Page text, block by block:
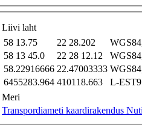
Liivi laht
58 13.75 22 28.202
58 13 45.0
22 28 12.12
58.22916666 22.47003333
6455283.964 410118.663
L-
Meri
Transpordiameti kaardirakendus